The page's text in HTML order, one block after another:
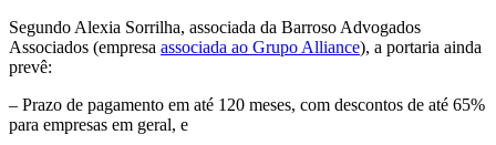
Segundo Alexia Sorrilha, associada da Barroso Advogados
Associados (empresa associada ao Grupo Alliance), a portaria ainda
prevê:
– Prazo de pagamento em até 120 meses, com descontos de até 65%
para empresas em geral, e